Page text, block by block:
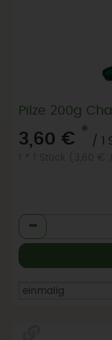
Pilze 200g
3,60 € *
/ 1
Anzahl